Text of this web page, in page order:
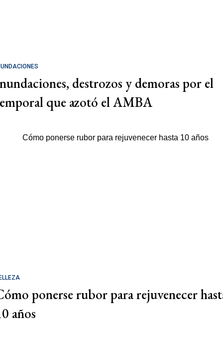
destrozos y demoras por el
que azotó el AMBA
ponerse rubor para rejuvenecer
años